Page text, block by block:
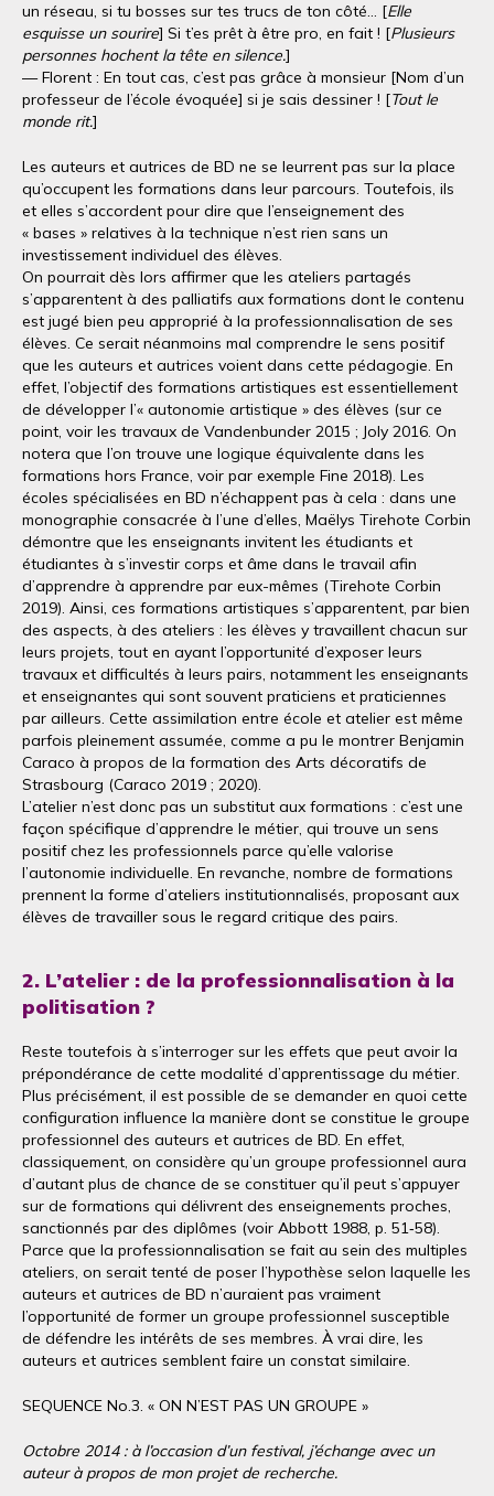
un réseau, si tu bosses sur tes trucs de ton côté… [Elle
esquisse un sourire] Si t’es prêt à être pro, en fait ! [Plusieurs
personnes hochent la tête en silence.]
— Florent : En tout cas, c’est pas grâce à monsieur [Nom d’un
professeur de l’école évoquée] si je sais dessiner ! [Tout le
monde rit.]
Les auteurs et autrices de BD ne se leurrent pas sur la place
qu’occupent les formations dans leur parcours. Toutefois, ils
et elles s’accordent pour dire que l’enseignement des
« bases » relatives à la technique n’est rien sans un
investissement individuel des élèves.
On pourrait dès lors affirmer que les ateliers partagés
s’apparentent à des palliatifs aux formations dont le contenu
est jugé bien peu approprié à la professionnalisation de ses
élèves. Ce serait néanmoins mal comprendre le sens positif
que les auteurs et autrices voient dans cette pédagogie. En
effet, l’objectif des formations artistiques est essentiellement
de développer l’« autonomie artistique » des élèves (sur ce
point, voir les travaux de Vandenbunder 2015 ; Joly 2016. On
notera que l’on trouve une logique équivalente dans les
formations hors France, voir par exemple Fine 2018). Les
écoles spécialisées en BD n’échappent pas à cela : dans une
monographie consacrée à l’une d’elles, Maëlys Tirehote Corbin
démontre que les enseignants invitent les étudiants et
étudiantes à s’investir corps et âme dans le travail afin
d’apprendre à apprendre par eux-mêmes (Tirehote Corbin
2019). Ainsi, ces formations artistiques s’apparentent, par bien
des aspects, à des ateliers : les élèves y travaillent chacun sur
leurs projets, tout en ayant l’opportunité d’exposer leurs
travaux et difficultés à leurs pairs, notamment les enseignants
et enseignantes qui sont souvent praticiens et praticiennes
par ailleurs. Cette assimilation entre école et atelier est même
parfois pleinement assumée, comme a pu le montrer Benjamin
Caraco à propos de la formation des Arts décoratifs de
Strasbourg (Caraco 2019 ; 2020).
L’atelier n’est donc pas un substitut aux formations : c’est une
façon spécifique d’apprendre le métier, qui trouve un sens
positif chez les professionnels parce qu’elle valorise
l’autonomie individuelle. En revanche, nombre de formations
prennent la forme d’ateliers institutionnalisés, proposant aux
élèves de travailler sous le regard critique des pairs.
2. L’atelier : de la professionnalisation à la
politisation ?
Reste toutefois à s’interroger sur les effets que peut avoir la
prépondérance de cette modalité d’apprentissage du métier.
Plus précisément, il est possible de se demander en quoi cette
configuration influence la manière dont se constitue le groupe
professionnel des auteurs et autrices de BD. En effet,
classiquement, on considère qu’un groupe professionnel aura
d’autant plus de chance de se constituer qu’il peut s’appuyer
sur de formations qui délivrent des enseignements proches,
sanctionnés par des diplômes (voir Abbott 1988, p. 51‑58).
Parce que la professionnalisation se fait au sein des multiples
ateliers, on serait tenté de poser l’hypothèse selon laquelle les
auteurs et autrices de BD n’auraient pas vraiment
l’opportunité de former un groupe professionnel susceptible
de défendre les intérêts de ses membres. À vrai dire, les
auteurs et autrices semblent faire un constat similaire.
SEQUENCE No.3. « ON N’EST PAS UN GROUPE »
Octobre 2014 : à l’occasion d’un festival, j’échange avec un
auteur à propos de mon projet de recherche.